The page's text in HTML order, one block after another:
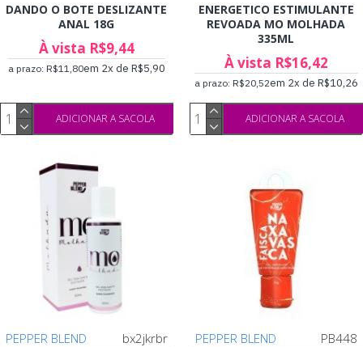
DANDO O BOTE DESLIZANTE
ANAL 18G
À vista R$9,44
a prazo: R$11,80em 2x de R$5,90
ADICIONAR A SACOLA
ENERGETICO ESTIMULANTE
REVOADA MO MOLHADA
335ML
À vista R$16,42
a prazo: R$20,52em 2x de R$10,26
ADICIONAR A SACOLA
PEPPER BLEND bx2jkrbr PEPPER BLEND PB448